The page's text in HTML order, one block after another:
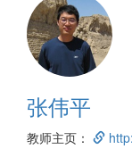
张伟平
教师主页：